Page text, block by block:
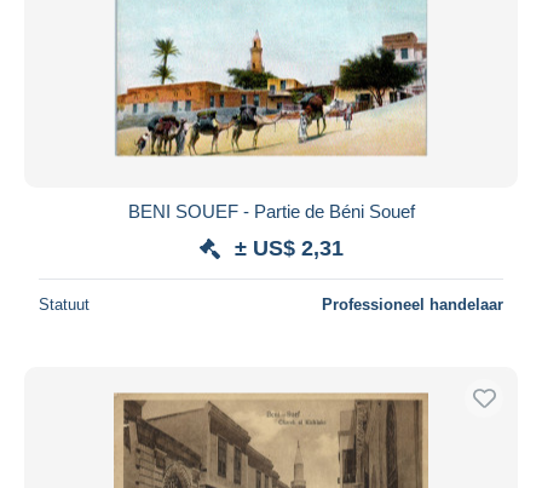
BENI SOUEF - Partie de Béni Souef
± US$ 2,31
Statuut Professioneel handelaar